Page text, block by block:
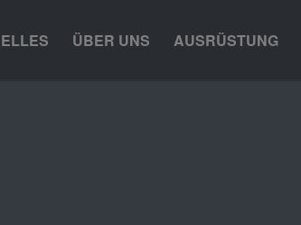
ÜBER UNS AUSRÜSTUNG